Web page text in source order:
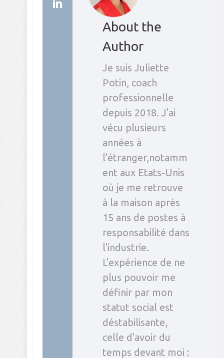
About the
Author
Je suis Juliette
Potin, coach
professionnelle
depuis 2018. J'ai
vécu plusieurs
années à
l'étranger,notamm
ent aux Etats-Unis
où je me retrouve
à la maison après
15 ans de postes à
responsabilité dans
l'industrie.
L'expérience de ne
plus pouvoir me
définir par mon
statut social est
déstabilisante,
celle d'avoir du
temps devant moi :